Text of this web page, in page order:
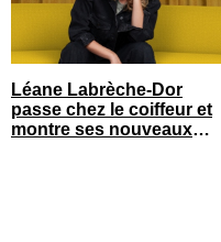
Léane Labrèche-Dor
passe chez le coiffeur et
montre ses nouveaux